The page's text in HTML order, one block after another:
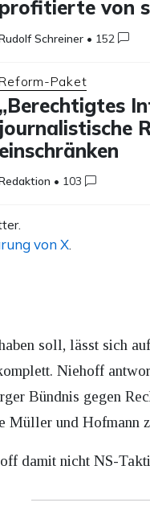
profitierte von
Schreiner • 152
Reform-Paket
„Berechtigtes
journalistische
einschränken
• 103
von X.
soll, lässt sich
Niehoff
Bündnis gegen
Müller und Hofmann
damit nicht NS-